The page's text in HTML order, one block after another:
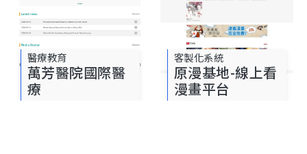
醫療教育
萬芳醫院國際醫
療
客製化系統
原漫基地-線上看
漫畫平台